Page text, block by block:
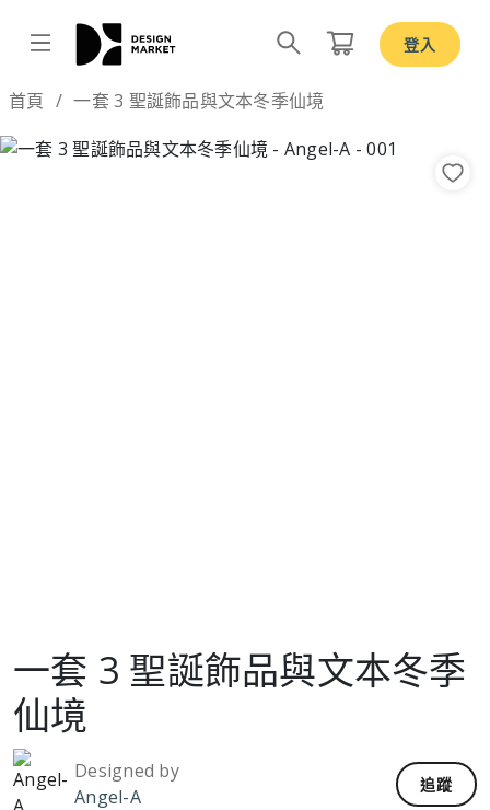
登入
首頁 一套 3 聖誕飾品與文本冬季仙境
一套 3 聖誕飾品與文本冬季
仙境
Designed by
Angel-A
追蹤